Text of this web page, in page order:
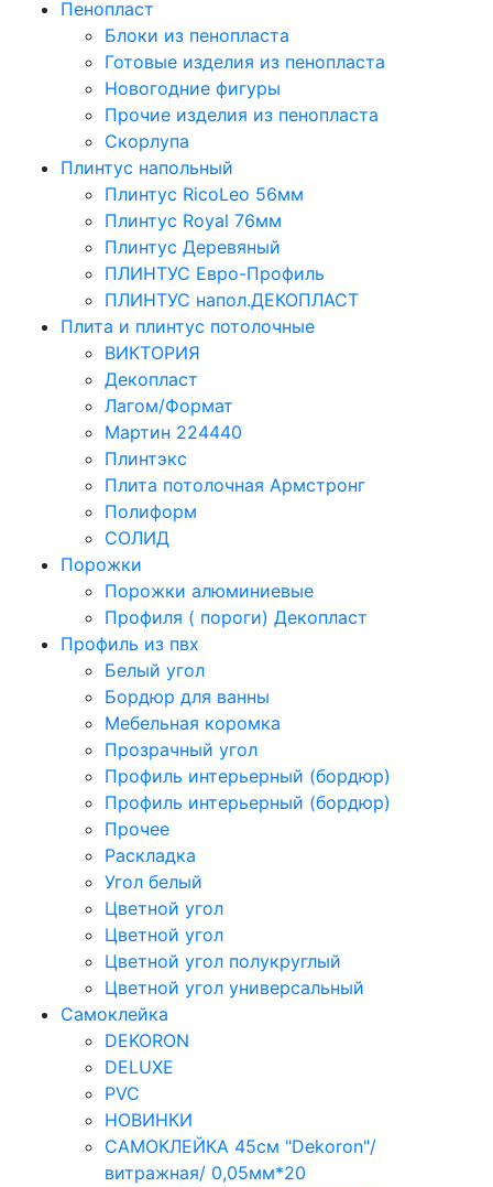
Пенопласт
Блоки из пенопласта
Готовые изделия из пенопласта
Новогодние фигуры
Прочие изделия из пенопласта
Скорлупа
Плинтус напольный
Плинтус RicoLeo 56мм
Плинтус Royal 76мм
Плинтус Деревяный
ПЛИНТУС Евро-Профиль
ПЛИНТУС напол.ДЕКОПЛАСТ
Плита и плинтус потолочные
ВИКТОРИЯ
Декопласт
Лагом/Формат
Мартин 224440
Плинтэкс
Плита потолочная Армстронг
Полиформ
СОЛИД
Порожки
Порожки алюминиевые
Профиля ( пороги) Декопласт
Профиль из пвх
Белый угол
Бордюр для ванны
Мебельная коромка
Прозрачный угол
Профиль интерьерный (бордюр)
Профиль интерьерный (бордюр)
Прочее
Раскладка
Угол белый
Цветной угол
Цветной угол
Цветной угол полукруглый
Цветной угол универсальный
Самоклейка
DEKORON
DELUXE
PVC
НОВИНКИ
САМОКЛЕЙКА 45см "Dekoron"/
витражная/ 0,05мм*20